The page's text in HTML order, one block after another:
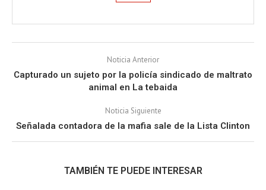
Noticia Anterior
Capturado un sujeto por la policía sindicado de maltrato
animal en La tebaida
Noticia Siguiente
Señalada contadora de la mafia sale de la Lista Clinton
TAMBIÉN TE PUEDE INTERESAR